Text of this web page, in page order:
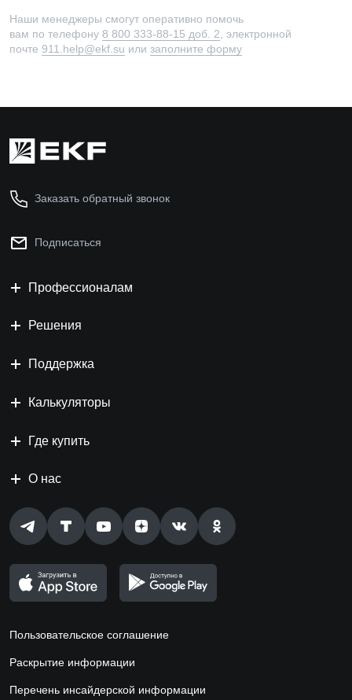
Наши менеджеры смогут оперативно помочь
вам по телефону 8 800 333-88-15 доб. 2 , электронной
почте 911.help@ekf.su или заполните форму
Заказать обратный звонок
Подписаться
Профессионалам
Решения
Поддержка
Калькуляторы
Где купить
О нас
Пользовательское соглашение
Раскрытие информации
Перечень инсайдерской информации